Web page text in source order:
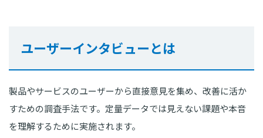
ユーザーインタビューとは
製品やサービスのユーザーから直接意見を集め、改善に活か
すための調査手法です。定量データでは見えない課題や本音
を理解するために実施されます。